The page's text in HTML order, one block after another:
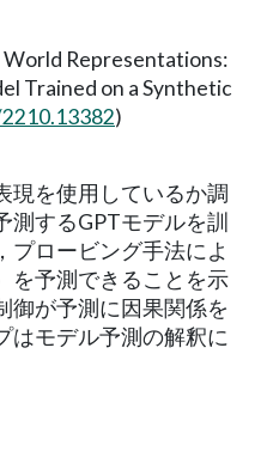
Representations:
Trained on a Synthetic
)
現を使用しているか調
測するGPTモデルを訓
プロービング手法によ
を予測できることを示
御が予測に因果関係を
はモデル予測の解釈に